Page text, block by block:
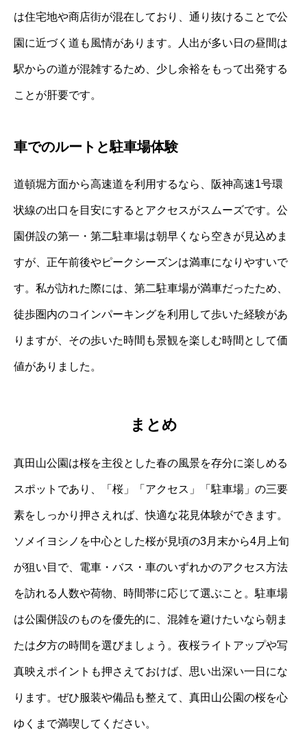
は住宅地や商店街が混在しており、通り抜けることで公
園に近づく道も風情があります。人出が多い日の昼間は
駅からの道が混雑するため、少し余裕をもって出発する
ことが肝要です。
車でのルートと駐車場体験
道頓堀方面から高速道を利用するなら、阪神高速1号環
状線の出口を目安にするとアクセスがスムーズです。公
園併設の第一・第二駐車場は朝早くなら空きが見込めま
すが、正午前後やピークシーズンは満車になりやすいで
す。私が訪れた際には、第二駐車場が満車だったため、
徒歩圏内のコインパーキングを利用して歩いた経験があ
りますが、その歩いた時間も景観を楽しむ時間として価
値がありました。
まとめ
真田山公園は桜を主役とした春の風景を存分に楽しめる
スポットであり、「桜」「アクセス」「駐車場」の三要
素をしっかり押さえれば、快適な花見体験ができます。
ソメイヨシノを中心とした桜が見頃の3月末から4月上旬
が狙い目で、電車・バス・車のいずれかのアクセス方法
を訪れる人数や荷物、時間帯に応じて選ぶこと。駐車場
は公園併設のものを優先的に、混雑を避けたいなら朝ま
たは夕方の時間を選びましょう。夜桜ライトアップや写
真映えポイントも押さえておけば、思い出深い一日にな
ります。ぜひ服装や備品も整えて、真田山公園の桜を心
ゆくまで満喫してください。